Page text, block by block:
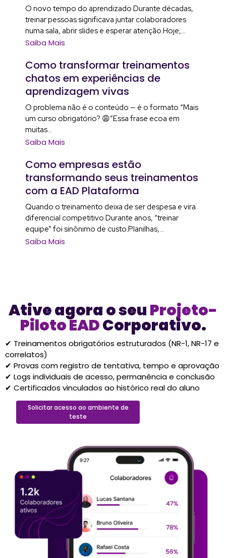
O novo tempo do aprendizado Durante décadas,
treinar pessoas significava juntar colaboradores
numa sala, abrir slides e esperar atenção.Hoje,...
Saiba Mais
Como transformar treinamentos
chatos em experiências de
aprendizagem vivas
O problema não é o conteúdo — é o formato “Mais
um curso obrigatório? 😩”Essa frase ecoa em
muitas...
Saiba Mais
Como empresas estão
transformando seus treinamentos
com a EAD Plataforma
Quando o treinamento deixa de ser despesa e vira
diferencial competitivo Durante anos, “treinar
equipe” foi sinônimo de custo.Planilhas,...
Saiba Mais
Ative agora o seuProjeto-
Piloto EADCorporativo.
✔ Treinamentos obrigatórios estruturados (NR-1, NR-17 e
correlatos)
✔ Provas com registro de tentativa, tempo e aprovação
✔ Logs individuais de acesso, permanência e conclusão
✔ Certificados vinculados ao histórico real do aluno
Solicitar acesso ao ambiente de
teste